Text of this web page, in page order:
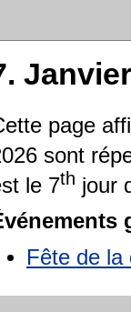
page
sont
le 7th jour
Fête de la